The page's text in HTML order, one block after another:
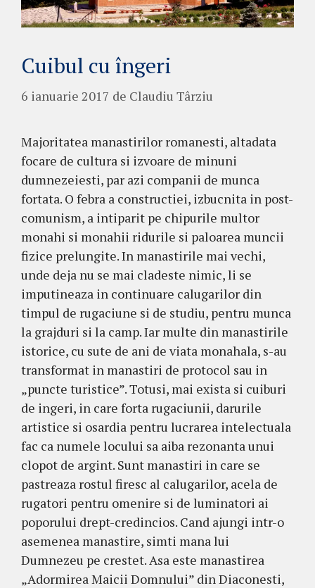
Cuibul cu îngeri
6 ianuarie 2017 de Claudiu Târziu
Majoritatea manastirilor romanesti, altadata
focare de cultura si izvoare de minuni
dumnezeiesti, par azi companii de munca
fortata. O febra a constructiei, izbucnita in post-
comunism, a intiparit pe chipurile multor
monahi si monahii ridurile si paloarea muncii
fizice prelungite. In manastirile mai vechi,
unde deja nu se mai cladeste nimic, li se
imputineaza in continuare calugarilor din
timpul de rugaciune si de studiu, pentru munca
la grajduri si la camp. Iar multe din manastirile
istorice, cu sute de ani de viata monahala, s-au
transformat in manastiri de protocol sau in
„puncte turistice”. Totusi, mai exista si cuiburi
de ingeri, in care forta rugaciunii, darurile
artistice si osardia pentru lucrarea intelectuala
fac ca numele locului sa aiba rezonanta unui
clopot de argint. Sunt manastiri in care se
pastreaza rostul firesc al calugarilor, acela de
rugatori pentru omenire si de luminatori ai
poporului drept-credincios. Cand ajungi intr-o
asemenea manastire, simti mana lui
Dumnezeu pe crestet. Asa este manastirea
„Adormirea Maicii Domnului” din Diaconesti,